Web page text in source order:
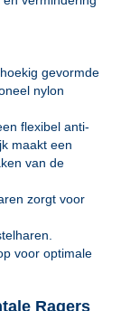
gevormde
nylon
flexibel anti-
maakt een
van de
zorgt voor
voor optimale
Ragers